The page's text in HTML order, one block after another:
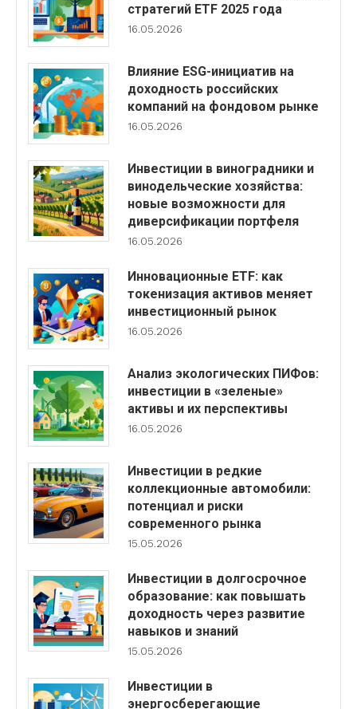
стратегий ETF 2025 года
16.05.2026
Влияние ESG-инициатив на
доходность российских
компаний на фондовом рынке
16.05.2026
Инвестиции в виноградники и
винодельческие хозяйства:
новые возможности для
диверсификации портфеля
16.05.2026
Инновационные ETF: как
токенизация активов меняет
инвестиционный рынок
16.05.2026
Анализ экологических ПИФов:
инвестиции в «зеленые»
активы и их перспективы
16.05.2026
Инвестиции в редкие
коллекционные автомобили:
потенциал и риски
современного рынка
15.05.2026
Инвестиции в долгосрочное
образование: как повышать
доходность через развитие
навыков и знаний
15.05.2026
Инвестиции в
энергосберегающие